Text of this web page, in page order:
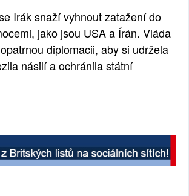
Irák snaží vyhnout zatažení do
jako jsou USA a Írán. Vláda
diplomacii, aby si udržela
násilí a ochránila státní